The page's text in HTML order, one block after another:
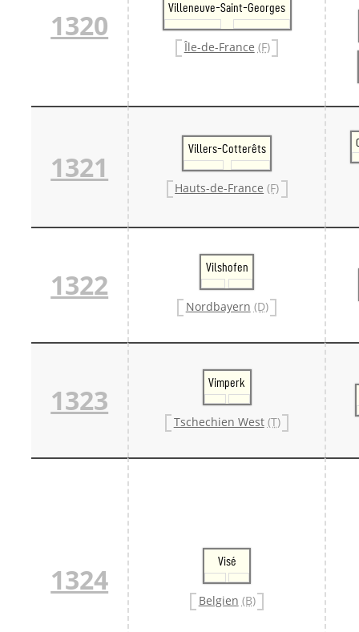
1320
Villeneuve-Saint-Georges
Île-de-France (F)
1321
Villers-Cotterêts
Hauts-de-France (F)
1322
Vilshofen
Nordbayern (D)
1323
Vimperk
Tschechien West (T)
1324
Visé
Belgien (B)